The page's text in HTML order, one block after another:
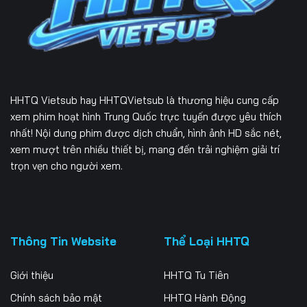
Tập 166 Tập 167 Tập 168
Tập 169
Tập 175 Tập 176 Tập 177
Tập 178 Tập 179 Tập 180
Tập 181
Tập 187 Tập 189
Tập 193 Tập 194 Tập 195
HHTQ Vietsub hay HHTQVietsub là thương hiệu cung cấp
xem phim hoạt hình Trung Quốc trực tuyến được yêu thích
nhất! Nội dung phim được dịch chuẩn, hình ảnh HD sắc nét,
xem mượt trên nhiều thiết bị, mang đến trải nghiệm giải trí
trọn vẹn cho người xem.
Thông Tin Website
Giới thiệu
Chính sách bảo mật
Thể Loại HHTQ
HHTQ Tu Tiên
HHTQ Hành Động